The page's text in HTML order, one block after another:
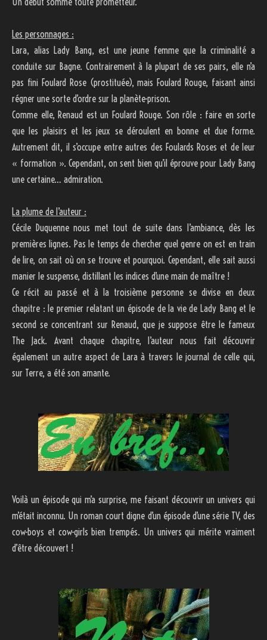
Les personnages :
Lara, alias Lady Bang, est une jeune femme que la criminalité a
conduite sur Bagne. Contrairement à la plupart de ses pairs, elle n’a
pas fini Foulard Rose (prostituée), mais Foulard Rouge, faisant ainsi
régner une sorte d’ordre sur la planète-prison.
Comme elle, Renaud est un Foulard Rouge. Son rôle : faire en sorte
que les plaisirs et les jeux se déroulent en bonne et due forme.
Autrement dit, il s’occupe entre autres des Foulards Roses et de leur
« formation ». Cependant, on sent bien qu’il éprouve pour Lady Bang
une certaine… admiration.
La plume de l’auteur :
Cécile Duquenne nous met tout de suite dans l’ambiance, dès les
premières lignes. Pas le temps de chercher quel genre on est en train
de lire, on sait où on se trouve et pourquoi. Cependant, elle sait aussi
manier le suspense, distillant les indices d’une main de maître !
Ce récit au passé et à la troisième personne se divise en deux
chapitre : le premier relatant un épisode de la vie de Lady Bang et le
second se concentrant sur Renaud, que je suppose être le fameux
The Jack. Avant chaque chapitre, l’auteur nous fait découvrir
également un autre aspect de Lara à travers le journal de celle qui,
sur Terre, a été son amante.
Voilà un épisode qui m’a surprise, me faisant découvrir un univers qui
m’était inconnu. Un roman court digne d’un épisode d’une série TV, des
cow-boys et cow-girls bien trempés. Un univers qui mérite vraiment
d’être découvert !